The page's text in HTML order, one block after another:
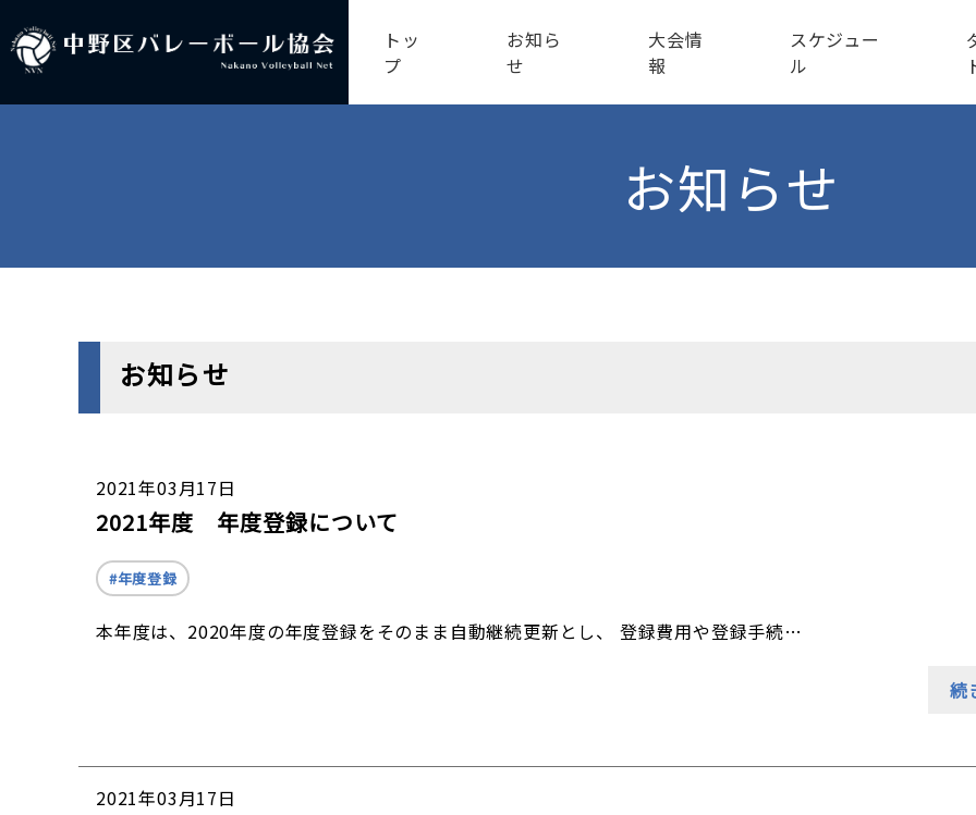
トッ
プ
お知ら
せ
大会情
報
スケジュー
ル
お知らせ
お知らせ
2021年03月17日
2021年度 年度登録について
年度登録
本年度は、2020年度の年度登録をそのまま自動継続更新とし、 登録費用や登録手続…
続
2021年03月17日